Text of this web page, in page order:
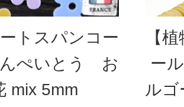
ートスパンコー
ぺいとう お
mix 5mm
【
ー
ル